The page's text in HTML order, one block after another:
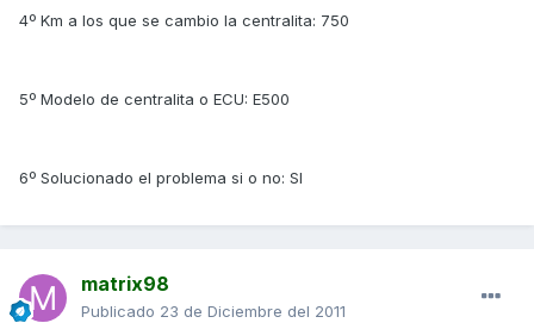
4º Km a los que se cambio la centralita: 750
5º Modelo de centralita o ECU: E500
6º Solucionado el problema si o no: SI
matrix98
Publicado 23 de Diciembre del 2011